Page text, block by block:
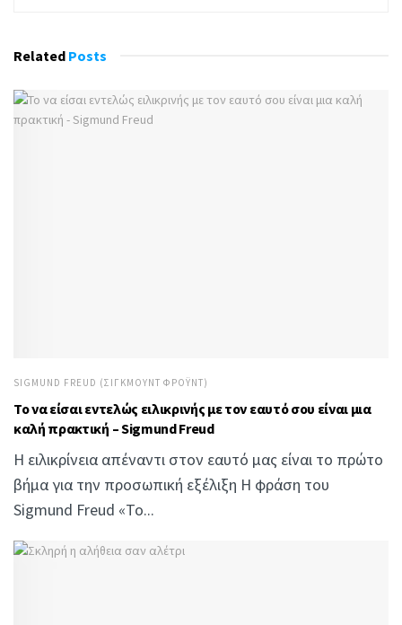
Related Posts
SIGMUND FREUD (ΣΊΓΚΜΟΥΝΤ ΦΡΌΥΝΤ)
Το να είσαι εντελώς ειλικρινής με τον εαυτό σου είναι μια
καλή πρακτική – Sigmund Freud
Η ειλικρίνεια απέναντι στον εαυτό μας είναι το πρώτο
βήμα για την προσωπική εξέλιξη Η φράση του
Sigmund Freud «Το...